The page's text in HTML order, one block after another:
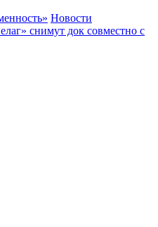
Новости
снимут док совместно с